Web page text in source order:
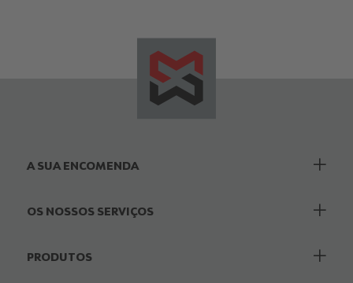
A SUA ENCOMENDA
OS NOSSOS SERVIÇOS
PRODUTOS